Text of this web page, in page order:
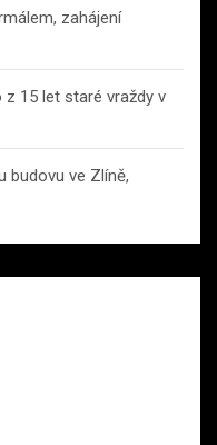
zahájení
15 let staré vraždy v
budovu ve Zlíně,